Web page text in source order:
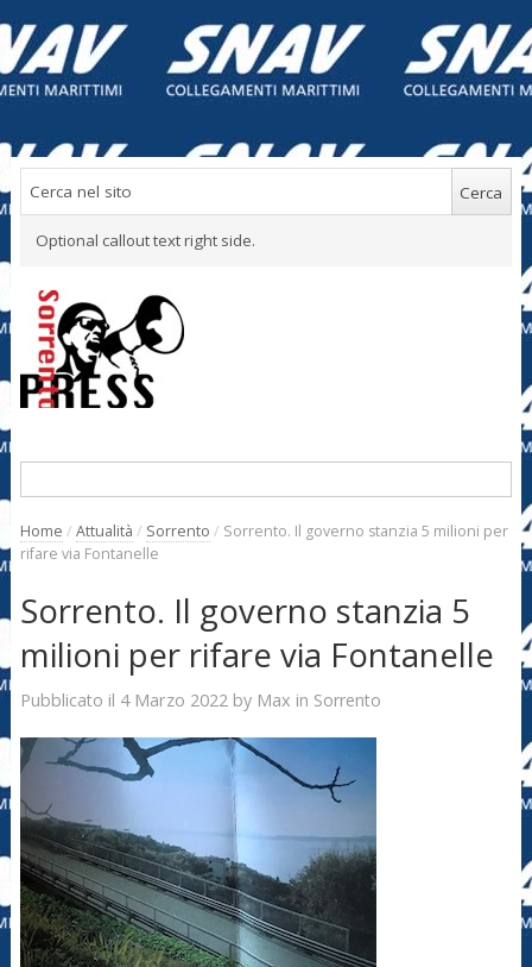
Optional callout text right side.
Home / Attualità / Sorrento / Sorrento. Il governo stanzia 5 milioni per
rifare via Fontanelle
Sorrento. Il governo stanzia 5
milioni per rifare via Fontanelle
Pubblicato il 4 Marzo 2022by Max in Sorrento